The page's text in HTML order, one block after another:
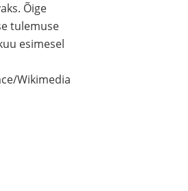
Õige
tulemuse
esimesel
Wikimedia